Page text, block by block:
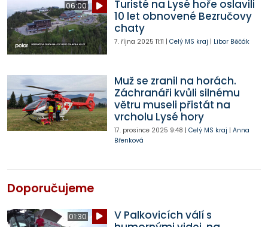
06:00
Turisté na Lysé hoře oslavili
10 let obnovené Bezručovy
chaty
7. října 2025 11:11 | Celý MS kraj | Libor Běčák
Muž se zranil na horách.
Záchranáři kvůli silnému
větru museli přistát na
vrcholu Lysé hory
17. prosince 2025 9:48 | Celý MS kraj | Anna
Břenková
Doporučujeme
01:30
V Palkovicích válí s